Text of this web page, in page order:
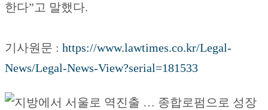
한다”고 말했다.
기사원문 : https://www.lawtimes.co.kr/Legal-
News/Legal-News-View?serial=181533